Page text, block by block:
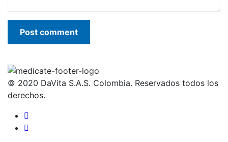
© 2020 DaVita S.A.S. Colombia. Reservados todos los
derechos.